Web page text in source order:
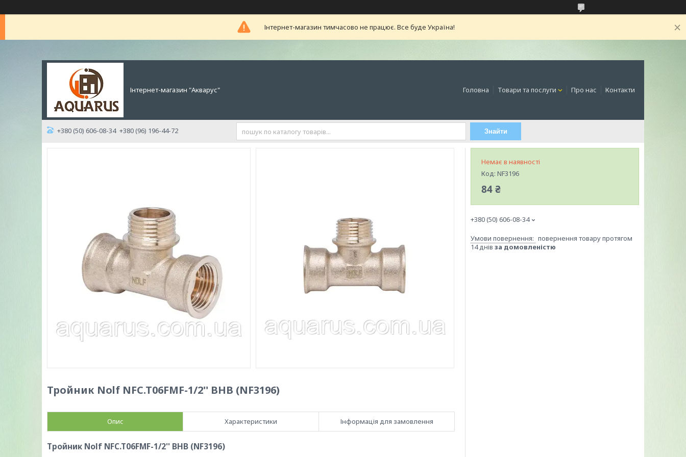
Інтернет-магазин тимчасово не працює. Все буде Україна!
Інтернет-магазин "Акварус" Головна Товари та послуги Про нас Контакти
+380 (50) 606-08-34 +380 (96) 196-44-72 Знайти
Тройник Nolf NFC.T06FMF-1/2'' ВНВ (NF3196)
Опис Характеристики Інформація для замовлення
Тройник Nolf NFC.T06FMF-1/2'' ВНВ (NF3196)
Немає в наявності
Код: NF3196
84 ₴
+380 (50) 606-08-34
повернення товару протягом
14 днів за домовленістю